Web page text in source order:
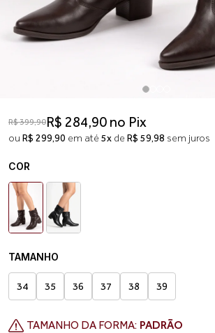
R$ 399,90R$ 284,90 no Pix
ou R$ 299,90 em até 5x de R$ 59,98 sem juros
COR
TAMANHO
34 35 36 37 38 39
TAMANHO DA FORMA: PADRÃO